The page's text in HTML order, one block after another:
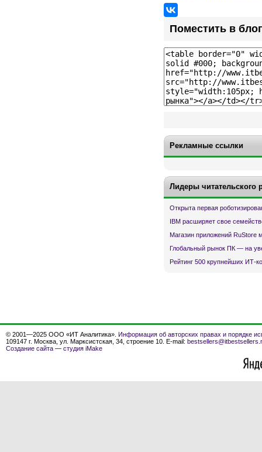
Поместить в блог
Рекламные ссылки
Лидеры читательского
Открыта первая
IBM расширяет свое
Магазин приложений RuStore
Глобальный рынок ПК — на
Рейтинг 500 крупнейших ИТ-
© 2001—2025 ООО «ИТ Аналитика». Информация об авторских правах и порядке
109147 г. Москва, ул. Марксистская, 34, строение 10. E-mail:
Создание сайта — студия iMake